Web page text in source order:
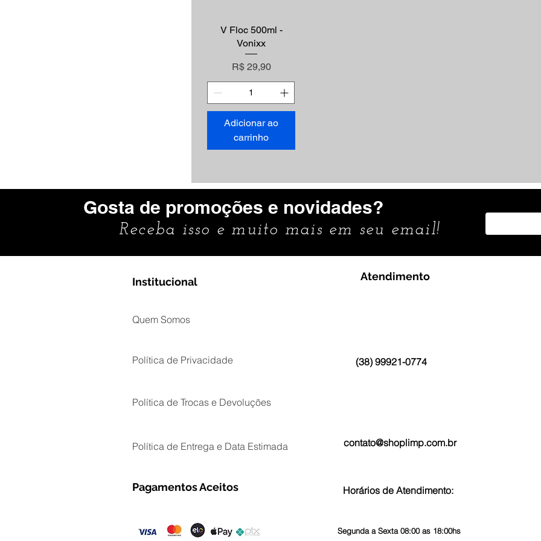
Visualização rápida
V Floc 500ml -
Vonixx
Preço
R$ 29,90
Adicionar ao
carrinho
Gosta de promoções e novidades?
Receba isso e muito mais em seu email!
Institucional
Quem Somos
Atendimento
Política de Privacidade (38) 99921-0774
Política de Trocas e Devoluções
Política de Entrega e Data Estimada
Pagamentos Aceitos
contato@shoplimp.com.br
Horários de Atendimento:
Segunda a Sexta 08:00 as 18:00hs